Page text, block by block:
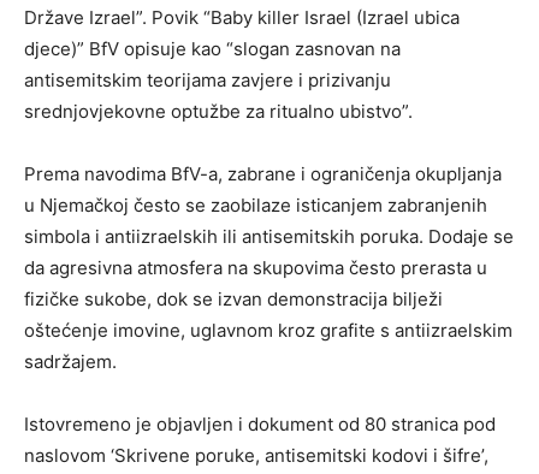
Države Izrael”. Povik “Baby killer Israel (Izrael ubica
djece)” BfV opisuje kao “slogan zasnovan na
antisemitskim teorijama zavjere i prizivanju
srednjovjekovne optužbe za ritualno ubistvo”.
Prema navodima BfV-a, zabrane i ograničenja okupljanja
u Njemačkoj često se zaobilaze isticanjem zabranjenih
simbola i antiizraelskih ili antisemitskih poruka. Dodaje se
da agresivna atmosfera na skupovima često prerasta u
fizičke sukobe, dok se izvan demonstracija bilježi
oštećenje imovine, uglavnom kroz grafite s antiizraelskim
sadržajem.
Istovremeno je objavljen i dokument od 80 stranica pod
naslovom ‘Skrivene poruke, antisemitski kodovi i šifre’,